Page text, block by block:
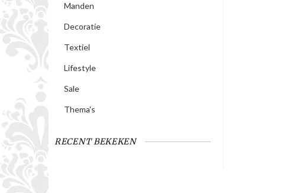
Manden
Decoratie
Textiel
Lifestyle
Sale
Thema's
RECENT BEKEKEN